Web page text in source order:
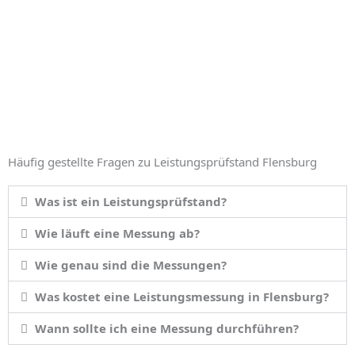
Häufig gestellte Fragen zu Leistungsprüfstand Flensburg
Was ist ein Leistungsprüfstand?
Wie läuft eine Messung ab?
Wie genau sind die Messungen?
Was kostet eine Leistungsmessung in Flensburg?
Wann sollte ich eine Messung durchführen?